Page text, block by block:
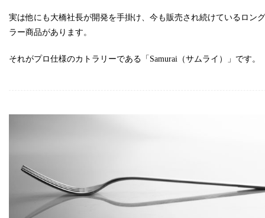
実は他にも大橋社長が開発を手掛け、今も販売され続けているロン
ラー商品があります。
それがプロ仕様のカトラリーである「Samurai（サムライ）」です。